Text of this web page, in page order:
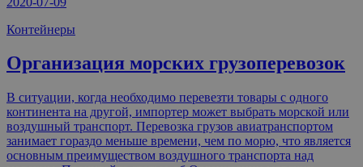
Контейнеры
Организация морских грузоперевозок
В ситуации, когда необходимо перевезти товары с одного
континента на другой, импортер может выбрать морской или
воздушный транспорт. Перевозка грузов авиатранспортом
занимает гораздо меньше времени, чем по морю, что является
основным преимуществом воздушного транспорта над